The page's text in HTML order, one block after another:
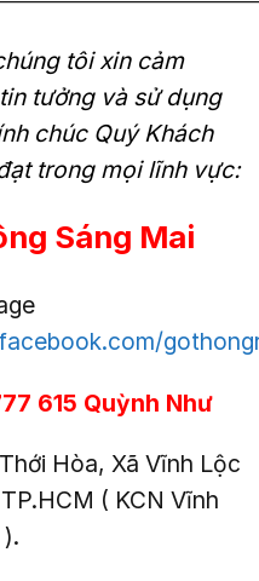
tôi xin cảm
tưởng và sử dụng
chúc Quý Khách
trong mọi lĩnh vực:
Sáng Mai
615 Quỳnh Như
Hòa, Xã Vĩnh Lộc
( KCN Vĩnh